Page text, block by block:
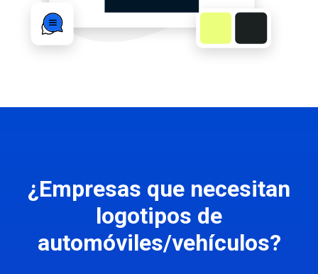
¿Empresas que necesitan
logotipos de
automóviles/vehículos?